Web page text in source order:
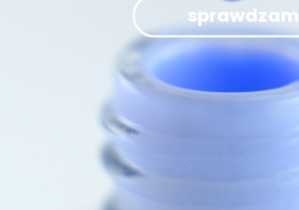
sprawdzam